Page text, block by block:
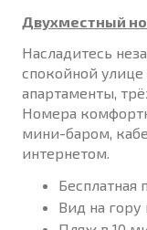
Двухместный
Насладитесь
спокойной
апартаменты,
Номера
мини-баром,
интернетом.
Бесплатная
Вид на гору